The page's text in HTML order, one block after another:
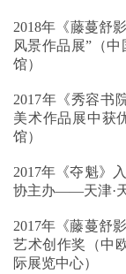
2018年《藤蔓舒
风景作品展”（
馆）
2017年《秀容书
美术作品展中获
馆）
2017年《夺魁》
协主办——天津·
2017年《藤蔓舒
艺术创作奖（中
际展览中心）